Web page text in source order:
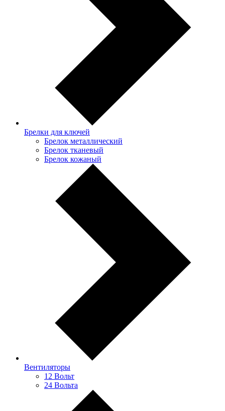
Брелки для ключей
Брелок металлический
Брелок тканевый
Брелок кожаный
Вентиляторы
12 Вольт
24 Вольта